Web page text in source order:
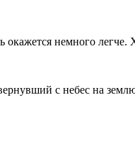
окажется немного легче.
с небес на